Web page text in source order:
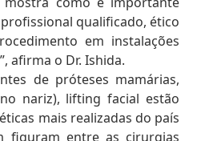
qualificado, ético
em instalações
afirma o Dr. Ishida.
de próteses mamárias,
nariz), lifting facial estão
mais realizadas do país
figuram entre as cirurgias